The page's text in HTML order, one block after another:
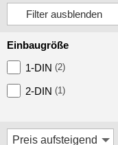
Dashcams
Elektromobilität
Freisprechanlagen
Multimedia
Einbaugröße
1-DIN (2)
2-DIN (1)